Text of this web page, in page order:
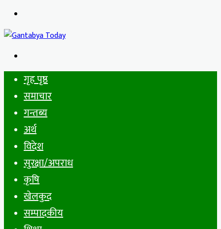
for
गृह पृष्ठ
समाचार
गन्तब्य
अर्थ
विदेश
सुरक्षा/अपराध
कृषि
खेलकुद
सम्पादकीय